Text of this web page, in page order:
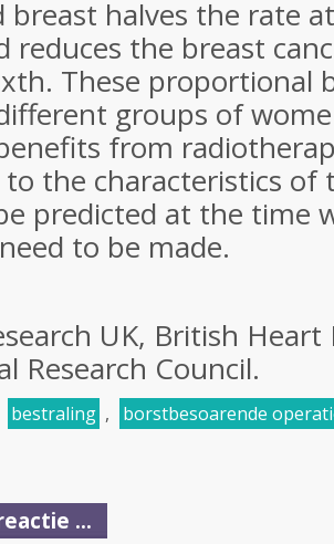
breast halves the rate
reduces the breast
These proportional
groups of
from
to the characteristics of
predicted at the time
to be made.
UK, British
Research Council.
bestraling , borstbesoarende
...